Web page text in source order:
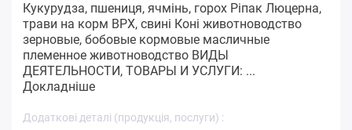
Кукурудза, пшениця, ячмінь, горох Ріпак Люцерна,
трави на корм ВРХ, свині Коні животноводство
зерновые, бобовые кормовые масличные
племенное животноводство ВИДЫ
ДЕЯТЕЛЬНОСТИ, ТОВАРЫ И УСЛУГИ: ...
Докладніше
Додаткові деталі (продукція, послуги) :